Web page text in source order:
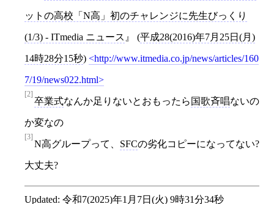
ットの高校「N高」初のチャレンジに先生びっくり
(1/3) - ITmedia ニュース (平成28(2016)年7月25日(月)
14時28分15秒) http://www.itmedia.co.jp/news/articles/160
7/19/news022.html
[2]
卒業式なんか足りないとおもったら 国歌斉唱ないの
か変なの
[3]
N高グループって、 SFCの劣化コピーになってない?
大丈夫?
Updated: 令和7(2025)年1月7日(火) 9時31分34秒